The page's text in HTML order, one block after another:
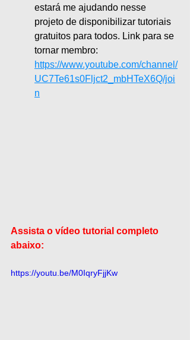
estará me ajudando nesse
projeto de disponibilizar tutoriais
gratuitos para todos. Link para se
tornar membro:
https://www.youtube.com/channel/
UC7Te61s0Fljct2_mbHTeX6Q/joi
n
Assista o vídeo tutorial completo
abaixo:
https://youtu.be/M0IqryFjjKw